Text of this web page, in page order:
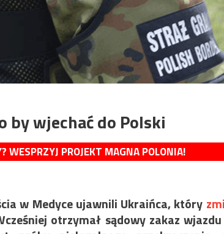
by wjechać do Polski
WESPRZYJ PROJEKT MAGNA POLONIA!
w Medyce ujawnili Ukraińca, który
otrzymał sądowy zakaz